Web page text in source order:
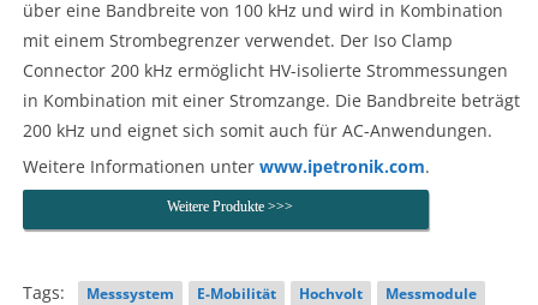
über eine Bandbreite von 100 kHz und wird in Kombination
mit einem Strombegrenzer verwendet. Der Iso Clamp
Connector 200 kHz ermöglicht HV-isolierte Strommessungen
in Kombination mit einer Stromzange. Die Bandbreite beträgt
200 kHz und eignet sich somit auch für AC-Anwendungen.
Weitere Informationen unter www.ipetronik.com.
Weitere Produkte >>>
Tags: Messsystem E-Mobilität Hochvolt
Messmodule